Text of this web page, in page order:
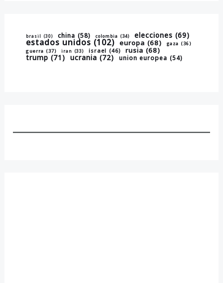
brasil (30) china (58) colombia (34) elecciones (69)
estados unidos (102) europa (68) gaza (36)
guerra (37) iran (33) israel (46) rusia (68)
trump (71) ucrania (72) union europea (54)